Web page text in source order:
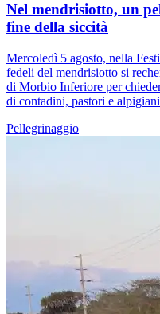
Nel mendrisiotto, un
fine della siccità
Mercoledì 5 agosto, nella
fedeli del mendrisiotto si
di Morbio Inferiore per
di contadini, pastori e
Pellegrinaggio